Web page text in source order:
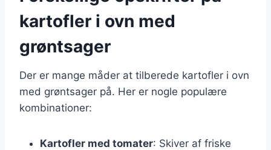
kartofler i ovn med
grøntsager
Der er mange måder at tilberede kartofler i ovn
med grøntsager på. Her er nogle populære
kombinationer:
Kartofler med tomater: Skiver af friske